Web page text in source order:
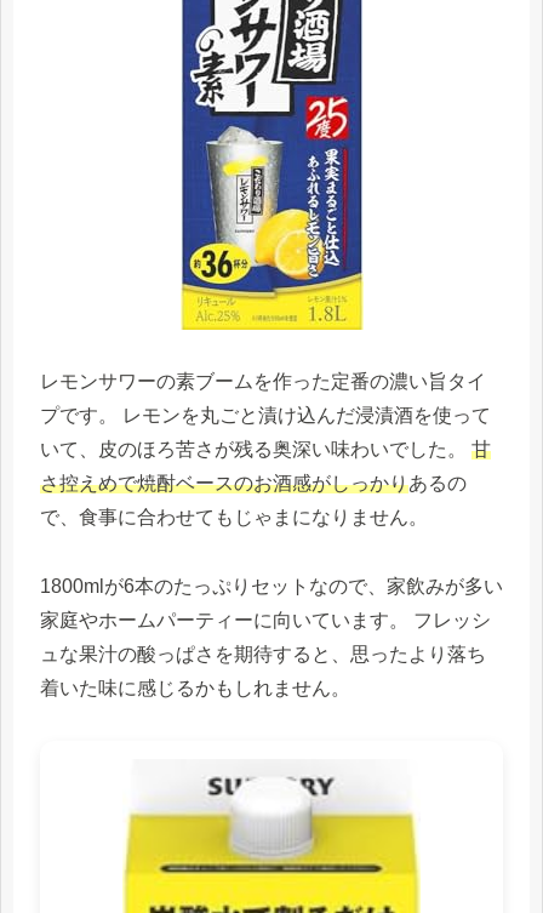
レモンサワーの素ブームを作った定番の濃い旨タイ
プです。 レモンを丸ごと漬け込んだ浸漬酒を使って
いて、皮のほろ苦さが残る奥深い味わいでした。 甘
さ控えめで焼酎ベースのお酒感がしっかりあるの
で、食事に合わせてもじゃまになりません。
1800mlが6本のたっぷりセットなので、家飲みが多い
家庭やホームパーティーに向いています。 フレッシ
ュな果汁の酸っぱさを期待すると、思ったより落ち
着いた味に感じるかもしれません。